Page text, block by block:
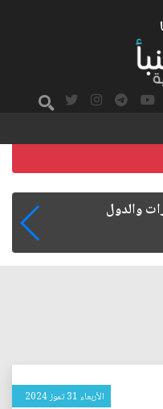
ساخن
الأربعاء 31 تموز 2024